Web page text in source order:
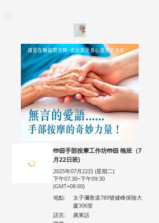
🤲🏻手部按摩工作坊🤲🏻 晚班（7
月22日班)
2025年07月22日 (星期二)
下午07:30~下午09:30
(GMT+08:00)
地點:
太子彌敦道789號健峰保險大
廈306室
語言:
廣東話